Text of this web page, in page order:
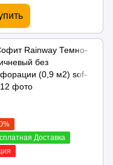
Доставка